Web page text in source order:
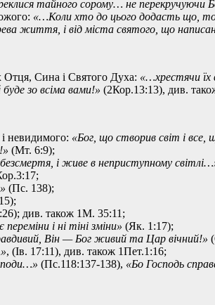
тайного сорому… не перекручуючи
«…Коли хто до цього додасть що, то
життя, і від міста святого, що
Сина і Святого Духа: «…хрестячи
зо всіма вами!» (2Кор.13:13), див.
невидимого: «Бог, що створив світ і все,
(Мт. 6:9);
і живе в неприступному
(Пс. 138);
див. також 1М. 35:11;
і ні тіні зміни» (Як. 1:17);
Він — Бог живий та Цар вічний!»
, (Ів. 17:11), див. також 1Пет.1:16;
(Пс.118:137-138), «Бо Господь